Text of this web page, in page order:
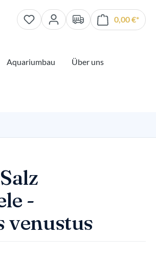
0,00 €*
Aquariumbau
Über uns
-
venustus